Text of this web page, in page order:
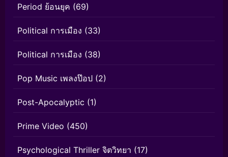
Period ย้อนยุค (69)
Political การเมือง (33)
Political การเมือง (38)
Pop Music เพลงป๊อป (2)
Post-Apocalyptic (1)
Prime Video (450)
Psychological Thriller จิตวิทยา (17)